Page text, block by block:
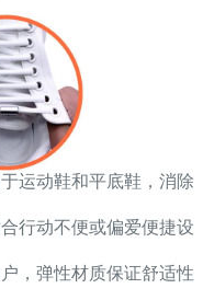
运动鞋和平底鞋，消除
行动不便或偏爱便捷设
，弹性材质保证舒适性